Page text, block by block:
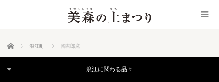
ホーム 浪江町 陶吉郎窯
浪江に関わる品々